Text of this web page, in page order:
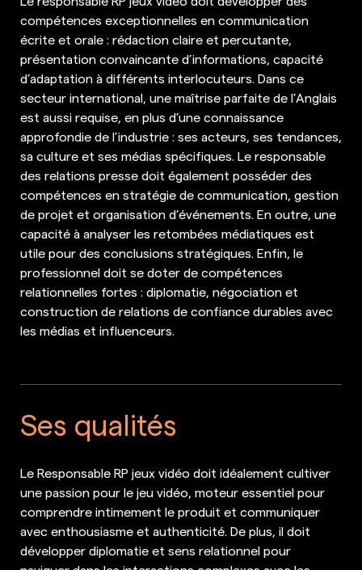
compétences exceptionnelles en communication
écrite et orale : rédaction claire et percutante,
présentation convaincante d’informations, capacité
d’adaptation à différents interlocuteurs. Dans ce
secteur international, une maîtrise parfaite de l’Anglais
est aussi requise, en plus d’une connaissance
approfondie de l’industrie : ses acteurs, ses tendances,
sa culture et ses médias spécifiques. Le responsable
des relations presse doit également posséder des
compétences en stratégie de communication, gestion
de projet et organisation d’événements. En outre, une
capacité à analyser les retombées médiatiques est
utile pour des conclusions stratégiques. Enfin, le
professionnel doit se doter de compétences
relationnelles fortes : diplomatie, négociation et
construction de relations de confiance durables avec
les médias et influenceurs.
Ses qualités
Le Responsable RP jeux vidéo doit idéalement cultiver
une passion pour le jeu vidéo, moteur essentiel pour
comprendre intimement le produit et communiquer
avec enthousiasme et authenticité. De plus, il doit
développer diplomatie et sens relationnel pour